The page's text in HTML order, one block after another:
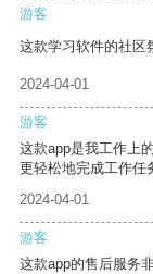
游客
这款学习软件的社区
2024-04-01
游客
这款app是我工作上
更轻松地完成工作任
2024-04-01
游客
这款app的售后服务